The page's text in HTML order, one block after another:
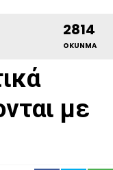
2814
OKUNMA
με